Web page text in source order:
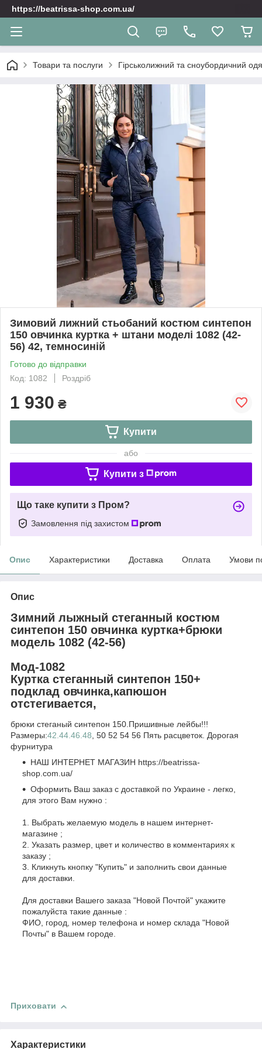
https://beatrissa-shop.com.ua/
Товари та послуги Гірськолижний та сноубордичний
Зимовий лижний стьобаний костюм синтепон
150 овчинка куртка + штани моделі 1082 (42-
56) 42, темносиній
Готово до відправки
Код: 1082
Роздріб
1 930 ₴
Купити
або
Купити з
Що таке купити з Пром?
Замовлення під захистом
Опис Характеристики Доставка Оплата Умови
Опис
Зимний лыжный стеганный костюм
синтепон 150 овчинка куртка+брюки
модель 1082 (42-56)
Мод-1082
Куртка стеганный синтепон 150+
подклад овчинка,капюшон
отстегивается,
брюки стеганый синтепон 150.Пришивные лейбы!!!
Размеры:42.44.46.48, 50 52 54 56 Пять расцветок. Дорогая
фурнитура
НАШ ИНТЕРНЕТ МАГАЗИН https://beatrissa-
shop.com.ua/
Оформить Ваш заказ с доставкой по Украине - легко,
для этого Вам нужно :
1. Выбрать желаемую модель в нашем интернет-
магазине ;
2. Указать размер, цвет и количество в комментариях к
заказу ;
3. Кликнуть кнопку "Купить" и заполнить свои данные
для доставки.
Для доставки Вашего заказа "Новой Почтой" укажите
пожалуйста такие данные :
ФИО, город, номер телефона и номер склада "Новой
Почты" в Вашем городе.
Приховати
Характеристики